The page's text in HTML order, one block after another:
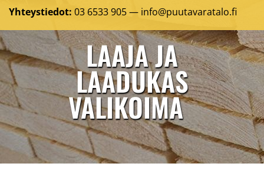
Yhteystiedot: 03 6533 905 — info@puutavaratalo.fi
LAAJA JA
LAADUKAS
VALIKOIMA